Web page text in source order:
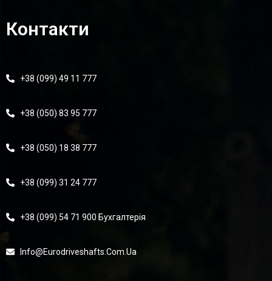
Контакти
+38 (099) 49 11 777
+38 (050) 83 95 777
+38 (050) 18 38 777
+38 (099) 31 24 777
+38 (099) 54 71 900 Бухгалтерія
Info@eurodriveshafts.com.ua